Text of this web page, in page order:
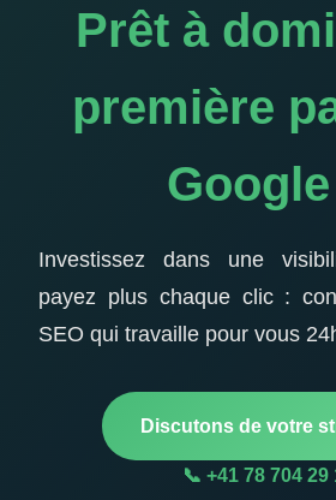
Prêt à
première
Investissez dans une
payez plus chaque clic :
SEO qui travaille pour vous
Discutons de votre
📞 +41 78 704 29